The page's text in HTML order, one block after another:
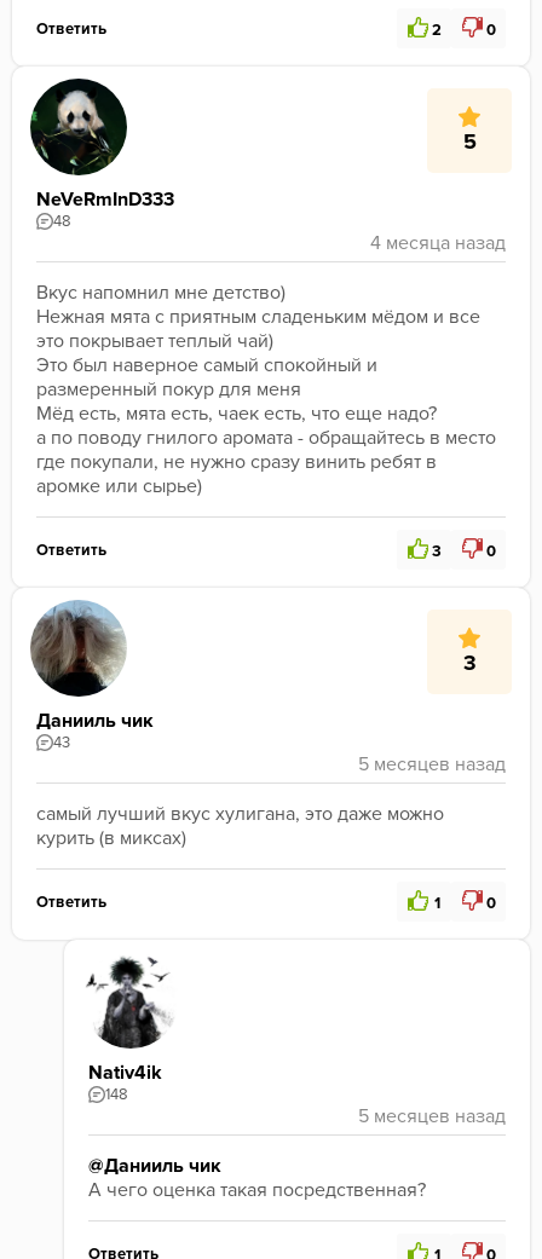
Ответить 2 0
5
NeVeRmInD333
48
Вкус напомнил мне детство)
Нежная мята с приятным сладеньким мёдом и все
это покрывает теплый чай)
Это был наверное самый спокойный и
размеренный покур для меня
Мёд есть, мята есть, чаек есть, что еще надо?
а по поводу гнилого аромата - обращайтесь в место
где покупали, не нужно сразу винить ребят в
аромке или сырье)
Ответить 3 0
3
Данииль чик
43
самый лучший вкус хулигана, это даже можно
курить (в миксах)
Ответить 1 0
Nativ4ik
148
@Данииль чик
А чего оценка такая посредственная?
Ответить